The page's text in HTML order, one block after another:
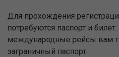
Для прохождения
потребуются паспорт и
международные рейсы вам
заграничный паспорт.